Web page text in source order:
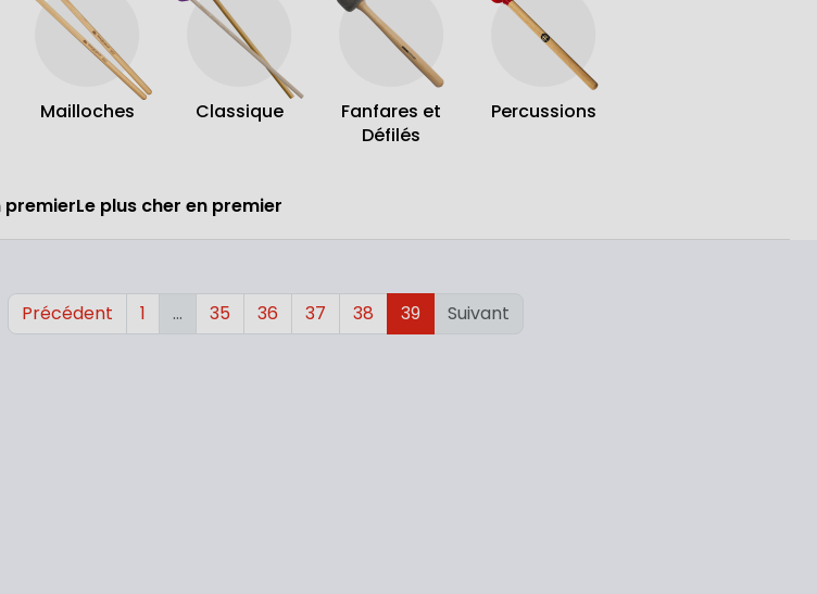
Mailloches Classique
Fanfares et
Défilés
Percussions
premierLe plus cher en premier
Précédent 1 … 35 36 37 38 39 Suivant